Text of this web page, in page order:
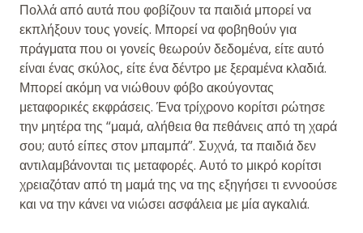
Πολλά από αυτά που φοβίζουν τα παιδιά μπορεί να
εκπλήξουν τους γονείς. Μπορεί να φοβηθούν για
πράγματα που οι γονείς θεωρούν δεδομένα, είτε αυτό
είναι ένας σκύλος, είτε ένα δέντρο με ξεραμένα κλαδιά.
Μπορεί ακόμη να νιώθουν φόβο ακούγοντας
μεταφορικές εκφράσεις. Ένα τρίχρονο κορίτσι ρώτησε
την μητέρα της “μαμά, αλήθεια θα πεθάνεις από τη χαρά
σου; αυτό είπες στον μπαμπά”. Συχνά, τα παιδιά δεν
αντιλαμβάνονται τις μεταφορές. Αυτό το μικρό κορίτσι
χρειαζόταν από τη μαμά της να της εξηγήσει τι εννοούσε
και να την κάνει να νιώσει ασφάλεια με μία αγκαλιά.